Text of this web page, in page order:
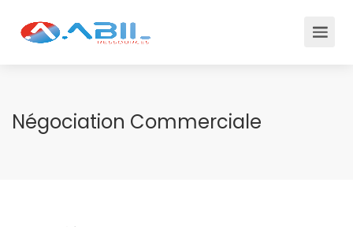
Négociation Commerciale